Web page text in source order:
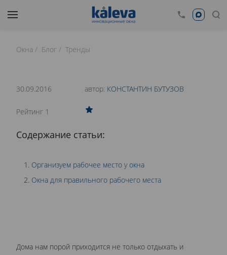
0
Окна Блог Тренды
Содержание статьи:
Организуем рабочее место у окна
Окна для правильного рабочего места
30.09.2016 автор: КОНСТАНТИН БУТУЗОВ
Рейтинг 1
Дома нам порой приходится не только отдыхать и